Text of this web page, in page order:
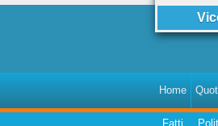
Home
Fatti